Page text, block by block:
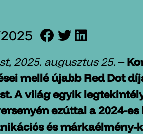
2025. augusztus 25.‒
mellé újabb Red Dot
A világ egyik
ezúttal a 2024-
és márkaélmény-